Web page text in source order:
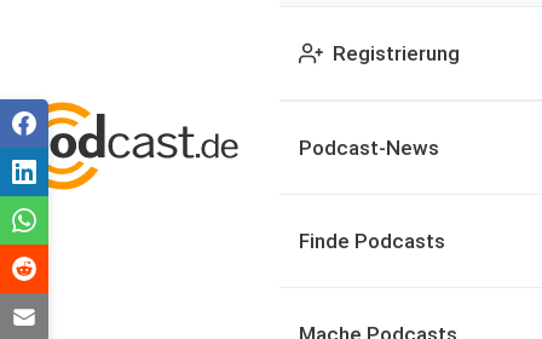
Registrierung
Podcast-News
Finde Podcasts
Mache Podcasts